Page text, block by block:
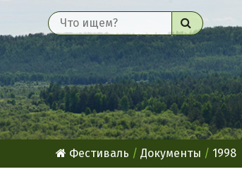
Найти
Фестиваль Документы 1998